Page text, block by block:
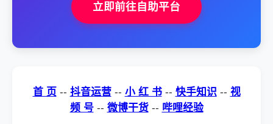
立即前往自助平台
首 页 -- 抖音运营-- 小 红 书-- 快手知识 -- 视
频 号-- 微博干货-- 哔哩经验